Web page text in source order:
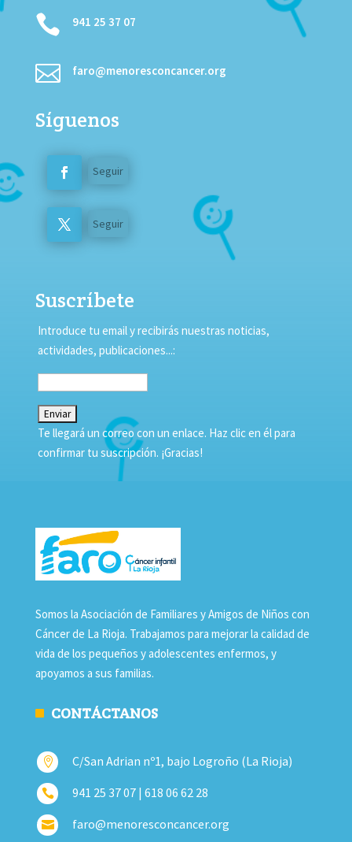
 941 25 37 07
 faro@menoresconcancer.org
Síguenos
Seguir
Seguir
Suscríbete
Introduce tu email y recibirás nuestras noticias,
actividades, publicaciones...:
Te llegará un correo con un enlace. Haz clic en él para
confirmar tu suscripción. ¡Gracias!
Somos la Asociación de Familiares y Amigos de Niños con
Cáncer de La Rioja. Trabajamos para mejorar la calidad de
vida de los pequeños y adolescentes enfermos, y
apoyamos a sus familias.
CONTÁCTANOS
 C/San Adrian nº1, bajo Logroño (La Rioja)
 941 25 37 07 | 618 06 62 28
 faro@menoresconcancer.org